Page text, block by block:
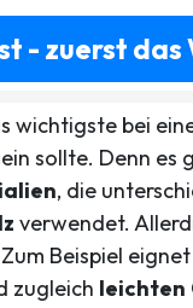
- zuerst
wichtigste bei
sollte. Denn es
, die
verwendet.
Beispiel
zugleich leichten